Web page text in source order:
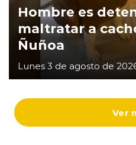
Ver
Hombre es
maltratar a
Ñuñoa
Lunes 3 de agosto de